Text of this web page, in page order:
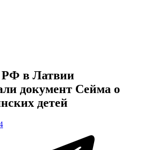
РФ в Латвии
документ Сейма о
детей